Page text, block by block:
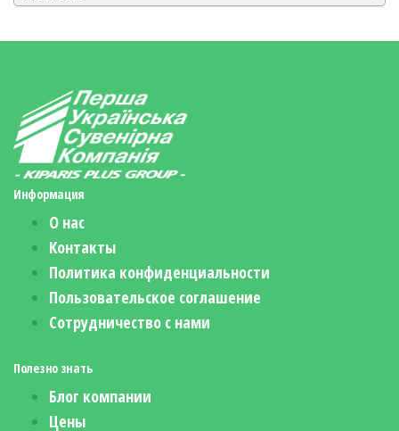
Информация
О нас
Контакты
Политика конфиденциальности
Пользовательское соглашение
Сотрудничество с нами
Полезно знать
Блог компании
Цены